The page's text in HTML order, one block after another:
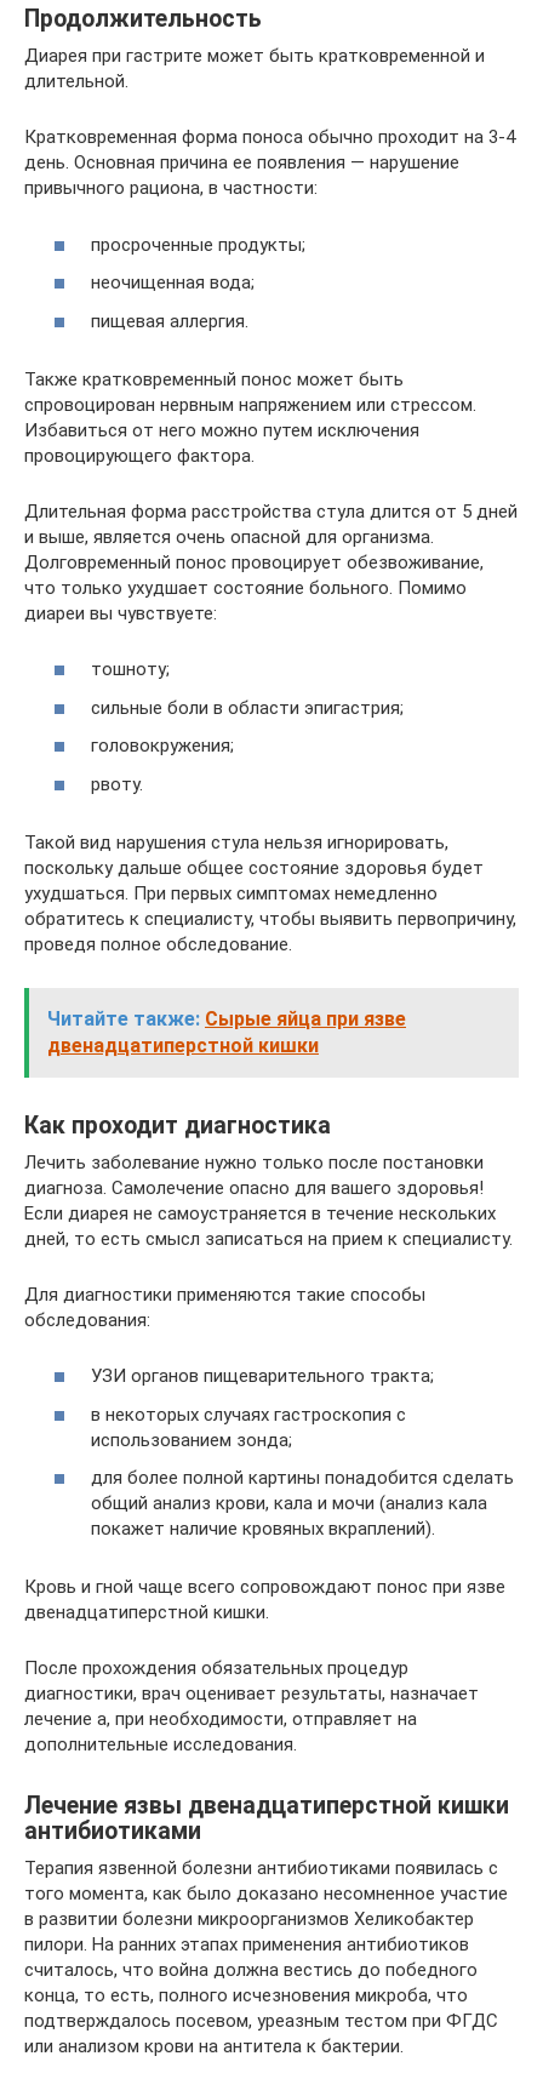
Продолжительность
Диарея при гастрите может быть кратковременной и
длительной.
Кратковременная форма поноса обычно проходит на 3-4
день. Основная причина ее появления — нарушение
привычного рациона, в частности:
просроченные продукты;
неочищенная вода;
пищевая аллергия.
Также кратковременный понос может быть
спровоцирован нервным напряжением или стрессом.
Избавиться от него можно путем исключения
провоцирующего фактора.
Длительная форма расстройства стула длится от 5 дней
и выше, является очень опасной для организма.
Долговременный понос провоцирует обезвоживание,
что только ухудшает состояние больного. Помимо
диареи вы чувствуете:
тошноту;
сильные боли в области эпигастрия;
головокружения;
рвоту.
Такой вид нарушения стула нельзя игнорировать,
поскольку дальше общее состояние здоровья будет
ухудшаться. При первых симптомах немедленно
обратитесь к специалисту, чтобы выявить первопричину,
проведя полное обследование.
Читайте также: Сырые яйца при язве
двенадцатиперстной кишки
Как проходит диагностика
Лечить заболевание нужно только после постановки
диагноза. Самолечение опасно для вашего здоровья!
Если диарея не самоустраняется в течение нескольких
дней, то есть смысл записаться на прием к специалисту.
Для диагностики применяются такие способы
обследования:
УЗИ органов пищеварительного тракта;
в некоторых случаях гастроскопия с
использованием зонда;
для более полной картины понадобится сделать
общий анализ крови, кала и мочи (анализ кала
покажет наличие кровяных вкраплений).
Кровь и гной чаще всего сопровождают понос при язве
двенадцатиперстной кишки.
После прохождения обязательных процедур
диагностики, врач оценивает результаты, назначает
лечение а, при необходимости, отправляет на
дополнительные исследования.
Лечение язвы двенадцатиперстной кишки
антибиотиками
Терапия язвенной болезни антибиотиками появилась с
того момента, как было доказано несомненное участие
в развитии болезни микроорганизмов Хеликобактер
пилори. На ранних этапах применения антибиотиков
считалось, что война должна вестись до победного
конца, то есть, полного исчезновения микроба, что
подтверждалось посевом, уреазным тестом при ФГДС
или анализом крови на антитела к бактерии.